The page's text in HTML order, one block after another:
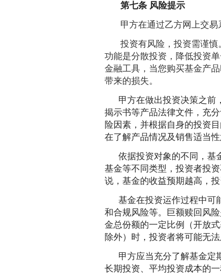
第七条 风险提示
甲方在通过乙方网上交
投资有风险，投资需谨
功能是分散投资，降低投资
金融工具，当您购买基金产
带来的损失。
甲方在做出投资决策之前
揭示书等产品法律文件，充
险因素，并根据自身的投资
在了解产品情况及销售适当
依据投资对象的不同，基
基金等不同类型，投资者投
说，基金的收益预期越高，
基金在投资运作过程中可
和合规风险等。巨额赎回风
金总份额的一定比例（开放
除外）时，投资者将可能无
甲方应当充分了解基金定
长期投资、平均投资成本的